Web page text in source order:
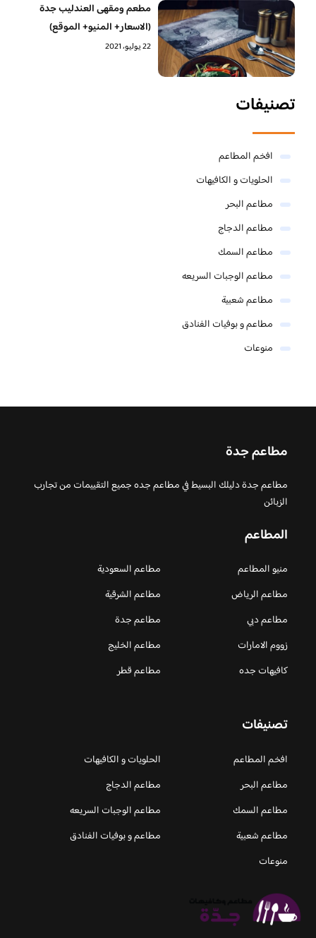
مطعم ومقهى العندليب جدة
(الاسعار+ المنيو+ الموقع)
22 يوليو، 2021
تصنيفات
افخم المطاعم
الحلويات و الكافيهات ‎
مطاعم البحر
مطاعم الدجاج
مطاعم السمك
مطاعم الوجبات السريعه
مطاعم شعبية
مطاعم و بوفيات الفنادق
منوعات
مطاعم جدة
مطاعم جدة دليلك البسيط في مطاعم جده جميع التقييمات من تجارب
الزبائن
المطاعم
منيو المطاعم
مطاعم السعودية
مطاعم الرياض
مطاعم الشرقية
مطاعم دبي
مطاعم جدة
زووم الامارات
مطاعم الخليج
كافيهات جده
مطاعم قطر
تصنيفات
افخم المطاعم
الحلويات و الكافيهات ‎
مطاعم البحر
مطاعم الدجاج
مطاعم السمك
مطاعم الوجبات السريعه
مطاعم شعبية
مطاعم و بوفيات الفنادق
منوعات